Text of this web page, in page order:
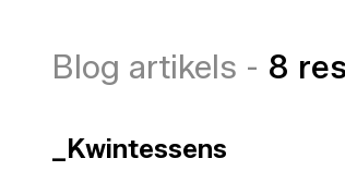
Blog artikels - 8
_Kwintessens